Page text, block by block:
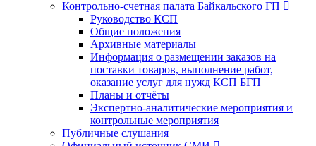
Контрольно-счетная палата Байкальского ГП
Руководство КСП
Общие положения
Архивные материалы
Информация о размещении заказов на
поставки товаров, выполнение работ,
оказание услуг для нужд КСП БГП
Планы и отчёты
Экспертно-аналитические мероприятия и
контрольные мероприятия
Публичные слушания